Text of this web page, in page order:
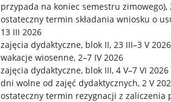
przypada na koniec semestru zimowego),
ostateczny termin składania wniosku o
13 III 2026
zajęcia dydaktyczne, blok II, 23 III–3 V 2026
wakacje wiosenne, 2–7 IV 2026
zajęcia dydaktyczne, blok III, 4 V–7 VI 2026
dni wolne od zajęć dydaktycznych, 2 V
ostateczny termin rezygnacji z zaliczenia